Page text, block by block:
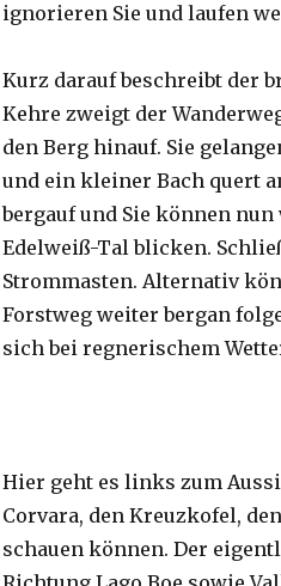
ignorieren Sie und laufen
Kurz darauf beschreibt der
Kehre zweigt der
den Berg hinauf. Sie
und ein kleiner Bach quert
bergauf und Sie können
Edelweiß-Tal blicken.
Strommasten. Alternativ
Forstweg weiter bergan
sich bei regnerischem
Hier geht es links zum
Corvara, den Kreuzkofel,
schauen können. Der